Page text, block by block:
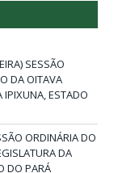
SESSÃO
DA OITAVA
IPIXUNA, ESTADO
ORDINÁRIA DO
DA
DO PARÁ